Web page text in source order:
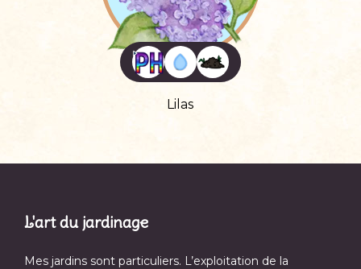
Lilas
L'art du jardinage
Mes jardins sont particuliers. L’exploitation de la